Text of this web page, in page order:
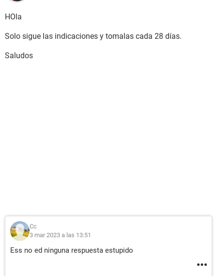
HOla
Solo sigue las indicaciones y tomalas cada 28 días.
Saludos
Cc
3 mar 2023 a las 13:51
Ess no ed ninguna respuesta estupido